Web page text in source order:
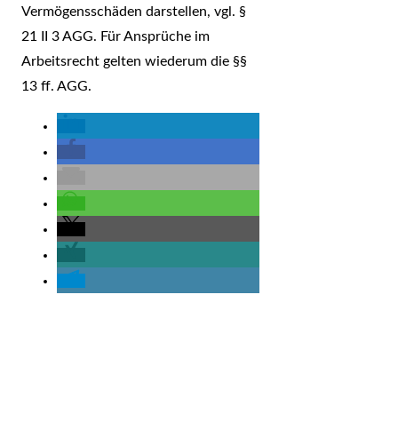
Vermögensschäden darstellen, vgl. §
21 II 3 AGG. Für Ansprüche im
Arbeitsrecht gelten wiederum die §§
13 ff. AGG.